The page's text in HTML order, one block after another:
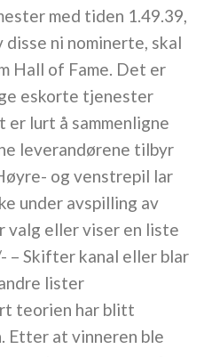
med tiden 1.49.39,
ni nominerte, skal
Hall of Fame. Det er
eskorte tjenester
lurt å sammenligne
leverandørene tilbyr
og venstrepil lar
under avspilling av
valg eller viser en liste
– Skifter kanal eller blar
lister
teorien har blitt
Etter at vinneren ble